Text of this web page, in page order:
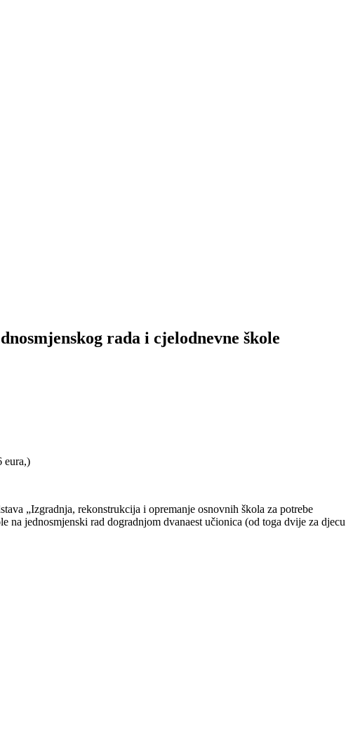
rada i cjelodnevne škole
eura,)
„Izgradnja, rekonstrukcija i opremanje osnovnih škola za potrebe
jednosmjenski rad dogradnjom dvanaest učionica (od toga dvije za djecu